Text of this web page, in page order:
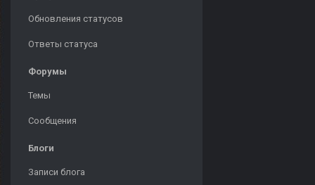
Обновления статусов
Ответы статуса
Форумы
Темы
Сообщения
Блоги
Записи блога